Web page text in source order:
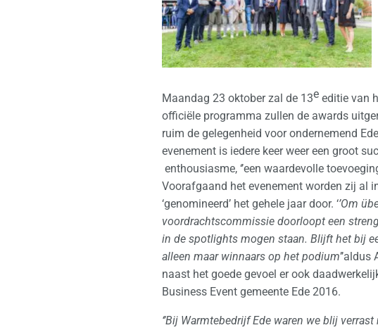
Maandag 23 oktober zal de 13e editie van
officiële programma zullen de awards
ruim de gelegenheid voor ondernemend
evenement is iedere keer weer een groot
enthousiasme, ‘’een waardevolle
Voorafgaand het evenement worden zij al
‘genomineerd’ het gehele jaar door. ‘’Om
voordrachtscommissie doorloopt een
in de spotlights mogen staan. Blijft het bij
alleen maar winnaars op het podium
naast het goede gevoel er ook
Business Event gemeente Ede 2016.
‘’Bij Warmtebedrijf Ede waren we blij